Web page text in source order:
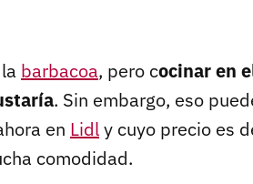
barbacoa, pero cocinar en
. Sin embargo, eso
en Lidly cuyo precio es
comodidad.